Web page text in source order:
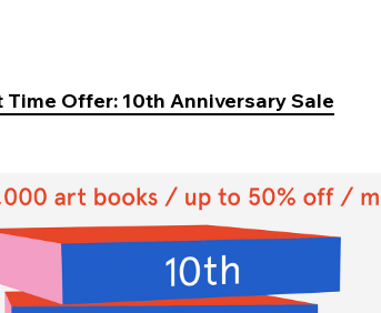
Time Offer: 10th Anniversary Sale